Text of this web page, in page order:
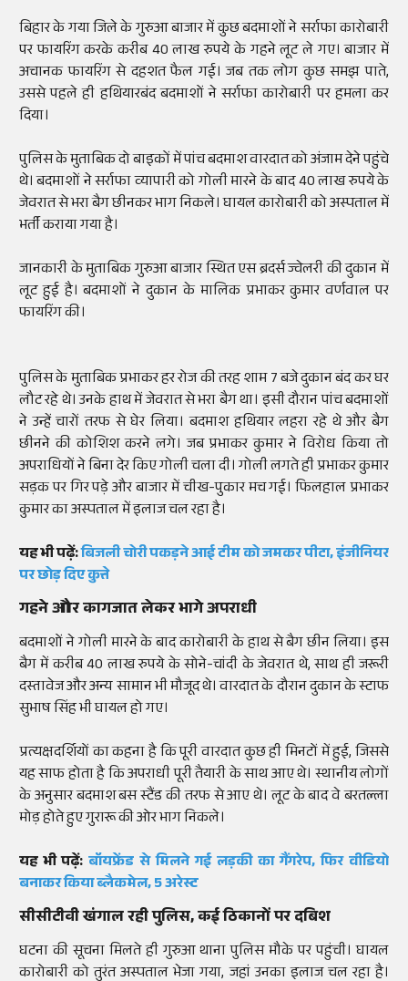
बिहार के गया जिले के गुरुआ बाजार में कुछ बदमाशों ने सर्राफा कारोबारी
पर फायरिंग करके करीब 40 लाख रुपये के गहने लूट ले गए। बाजार में
अचानक फायरिंग से दहशत फैल गई। जब तक लोग कुछ समझ पाते,
उससे पहले ही हथियारबंद बदमाशों ने सर्राफा कारोबारी पर हमला कर
दिया।
पुलिस के मुताबिक दो बाइकों में पांच बदमाश वारदात को अंजाम देने पहुंचे
थे। बदमाशों ने सर्राफा व्यापारी को गोली मारने के बाद 40 लाख रुपये के
जेवरात से भरा बैग छीनकर भाग निकले। घायल कारोबारी को अस्पताल में
भर्ती कराया गया है।
जानकारी के मुताबिक गुरुआ बाजार स्थित एस ब्रदर्स ज्वेलरी की दुकान में
लूट हुई है। बदमाशों ने दुकान के मालिक प्रभाकर कुमार वर्णवाल पर
फायरिंग की।
पुलिस के मुताबिक प्रभाकर हर रोज की तरह शाम 7 बजे दुकान बंद कर घर
लौट रहे थे। उनके हाथ में जेवरात से भरा बैग था। इसी दौरान पांच बदमाशों
ने उन्हें चारों तरफ से घेर लिया। बदमाश हथियार लहरा रहे थे और बैग
छीनने की कोशिश करने लगे। जब प्रभाकर कुमार ने विरोध किया तो
अपराधियों ने बिना देर किए गोली चला दी। गोली लगते ही प्रभाकर कुमार
सड़क पर गिर पड़े और बाजार में चीख-पुकार मच गई। फिलहाल प्रभाकर
कुमार का अस्पताल में इलाज चल रहा है।
यह भी पढ़ें:बिजली चोरी पकड़ने आई टीम को जमकर पीटा, इंजीनियर
पर छोड़ दिए कुत्ते
गहने और कागजात लेकर भागे अपराधी
बदमाशों ने गोली मारने के बाद कारोबारी के हाथ से बैग छीन लिया। इस
बैग में करीब 40 लाख रुपये के सोने-चांदी के जेवरात थे, साथ ही जरूरी
दस्तावेज और अन्य सामान भी मौजूद थे। वारदात के दौरान दुकान के स्टाफ
सुभाष सिंह भी घायल हो गए।
प्रत्यक्षदर्शियों का कहना है कि पूरी वारदात कुछ ही मिनटों में हुई, जिससे
यह साफ होता है कि अपराधी पूरी तैयारी के साथ आए थे। स्थानीय लोगों
के अनुसार बदमाश बस स्टैंड की तरफ से आए थे। लूट के बाद वे बरतल्ला
मोड़ होते हुए गुरारू की ओर भाग निकले।
यह भी पढ़ें: बॉयफ्रेंड से मिलने गई लड़की का गैंगरेप, फिर वीडियो
बनाकर किया ब्लैकमेल, 5 अरेस्ट
सीसीटीवी खंगाल रही पुलिस, कई ठिकानों पर दबिश
घटना की सूचना मिलते ही गुरुआ थाना पुलिस मौके पर पहुंची। घायल
कारोबारी को तुरंत अस्पताल भेजा गया, जहां उनका इलाज चल रहा है।